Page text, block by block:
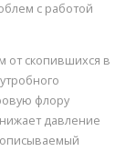
с работой
от скопившихся в
флору
давление